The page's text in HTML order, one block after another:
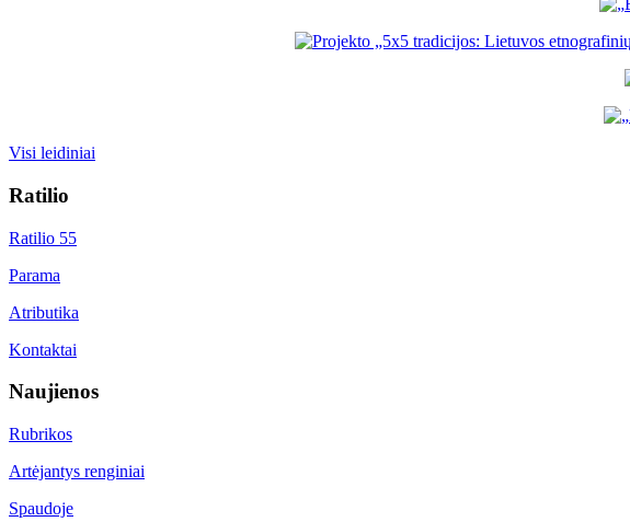
Visi leidiniai
Ratilio
Ratilio 55
Parama
Atributika
Kontaktai
Naujienos
Rubrikos
Artėjantys renginiai
Spaudoje